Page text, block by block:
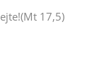
(Mt 17,5)